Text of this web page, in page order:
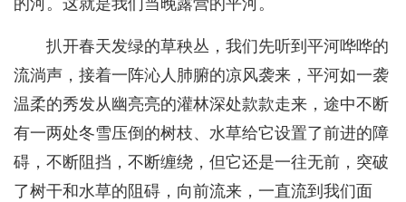
的河。这就是我们当晚露营的平河。
扒开春天发绿的草秧丛，我们先听到平河哗哗的
流淌声，接着一阵沁人肺腑的凉风袭来，平河如一袭
温柔的秀发从幽亮亮的灌林深处款款走来，途中不断
有一两处冬雪压倒的树枝、水草给它设置了前进的障
碍，不断阻挡，不断缠绕，但它还是一往无前，突破
了树干和水草的阻碍，向前流来，一直流到我们面